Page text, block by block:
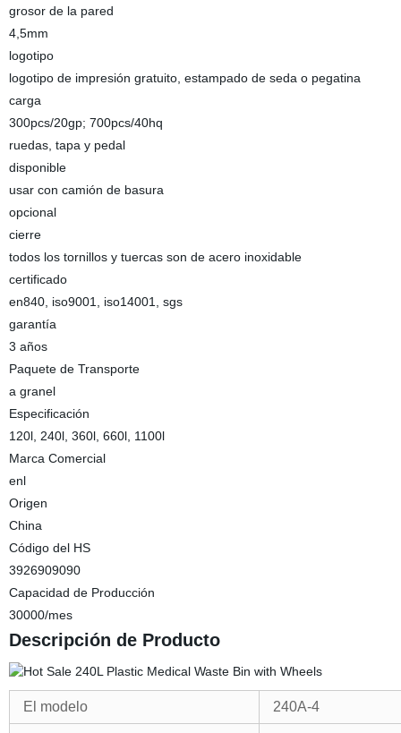
grosor de la pared
4,5mm
logotipo
logotipo de impresión gratuito, estampado de seda o pegatina
carga
300pcs/20gp; 700pcs/40hq
ruedas, tapa y pedal
disponible
usar con camión de basura
opcional
cierre
todos los tornillos y tuercas son de acero inoxidable
certificado
en840, iso9001, iso14001, sgs
garantía
3 años
Paquete de Transporte
a granel
Especificación
120l, 240l, 360l, 660l, 1100l
Marca Comercial
enl
Origen
China
Código del HS
3926909090
Capacidad de Producción
30000/mes
Descripción de Producto
El modelo 240A-4